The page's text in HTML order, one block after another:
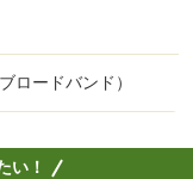
ロードバンド）
い！